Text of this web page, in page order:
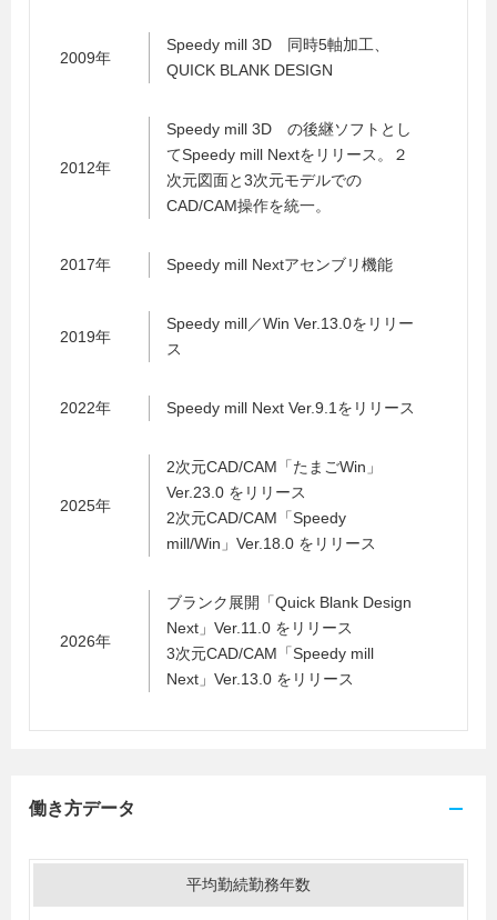
2009年
Speedy mill 3D 同時5軸加工、
QUICK BLANK DESIGN
2012年
Speedy mill 3D の後継ソフトとし
てSpeedy mill Nextをリリース。２
次元図面と3次元モデルでの
CAD/CAM操作を統一。
2017年 Speedy mill Nextアセンブリ機能
2019年
Speedy mill／Win Ver.13.0をリリー
ス
2022年 Speedy mill Next Ver.9.1をリリース
2025年
2次元CAD/CAM「たまごWin」
Ver.23.0 をリリース
2次元CAD/CAM「Speedy
mill/Win」Ver.18.0 をリリース
2026年
ブランク展開「Quick Blank Design
Next」Ver.11.0 をリリース
3次元CAD/CAM「Speedy mill
Next」Ver.13.0 をリリース
働き方データ
平均勤続勤務年数